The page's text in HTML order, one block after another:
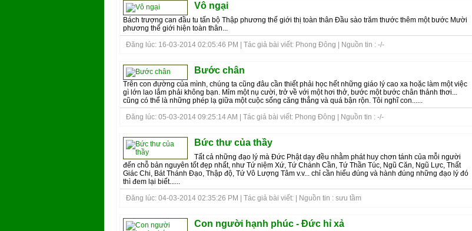
Vô ngại
Bách trượng can đầu tu tấn bộ Thập phương thế giới thị toàn thân Đầu sào trăm thước thêm một bước Mười
phương thế giới hiện toàn thân...
Đăng lúc: 16-03-2014 02:05:46 PM | Tác giả bài viết: Phong Đông | Nguồn tin : -/-
Bước chân
Trên con đường của mình, chúng ta cũng đâu cần thiết phải học hết những giáo lý cao xa hoặc làm một việc
gì lớn lao lắm phải không bạn. Mỉm một nụ cười, trở về với một hơi thở, bước một bước chân thảnh thơi...
cũng có thể là những phép lạ giữa một cuộc sống căng thẳng và quá bận rộn. Tôi nghĩ con......
Đăng lúc: 05-03-2014 09:25:14 AM | Tác giả bài viết: Phong Đông | Nguồn tin : -/-
Bức thư của thầy
Tất cả những đạo lý mà Đức Phật dạy đều nhằm phát huy chơn tánh của mỗi người
đến chỗ bản nguyên tốt đẹp nhất, như Tứ niệm Xứ, Tứ Chánh Cần, Tứ Thần Túc, Ngũ Căn, Ngũ Lực, Thất
Giác Chi, Bát Thánh Đạo, Thập độ, Tứ Vô Lượng Tâm v.v... chỉ cần hiểu đúng và hành đúng những đạo lý đó
thì đem lại biết......
Đăng lúc: 04-03-2014 02:35:26 PM | Tác giả bài viết: | Nguồn tin : sưu tầm
Con người hạnh phúc - Đức hỉ xả